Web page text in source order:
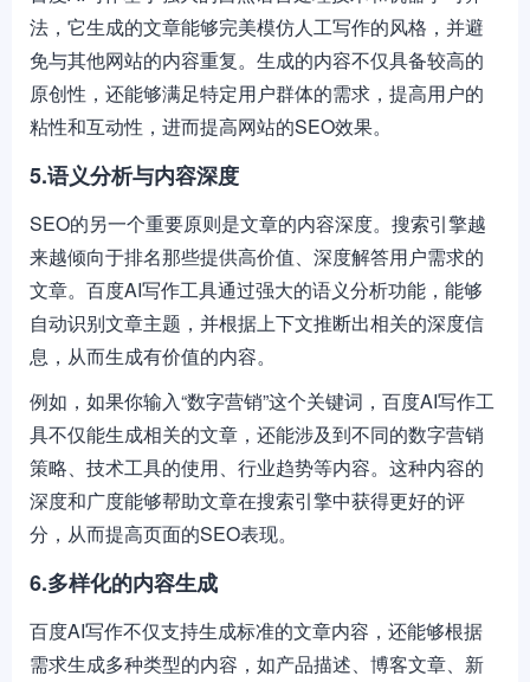
法，它生成的文章能够完美模仿人工写作的风格，并避
免与其他网站的内容重复。生成的内容不仅具备较高的
原创性，还能够满足特定用户群体的需求，提高用户的
粘性和互动性，进而提高网站的SEO效果。
5.语义分析与内容深度
SEO的另一个重要原则是文章的内容深度。搜索引擎越
来越倾向于排名那些提供高价值、深度解答用户需求的
文章。百度AI写作工具通过强大的语义分析功能，能够
自动识别文章主题，并根据上下文推断出相关的深度信
息，从而生成有价值的内容。
例如，如果你输入“数字营销”这个关键词，百度AI写作工
具不仅能生成相关的文章，还能涉及到不同的数字营销
策略、技术工具的使用、行业趋势等内容。这种内容的
深度和广度能够帮助文章在搜索引擎中获得更好的评
分，从而提高页面的SEO表现。
6.多样化的内容生成
百度AI写作不仅支持生成标准的文章内容，还能够根据
需求生成多种类型的内容，如产品描述、博客文章、新